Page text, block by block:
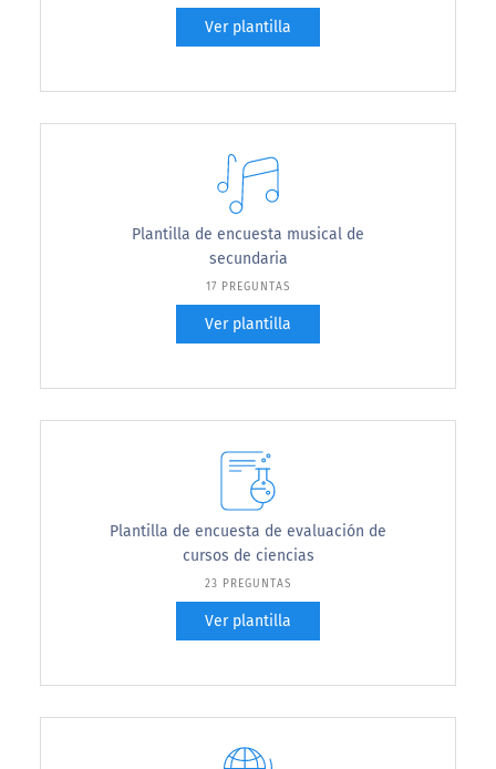
Ver plantilla
Plantilla de encuesta musical de
secundaria
17 PREGUNTAS
Ver plantilla
Plantilla de encuesta de evaluación de
cursos de ciencias
23 PREGUNTAS
Ver plantilla